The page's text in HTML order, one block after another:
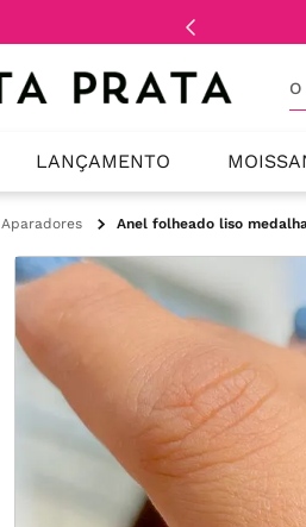
LANÇAMENTO
Aparadores Anel folheado liso